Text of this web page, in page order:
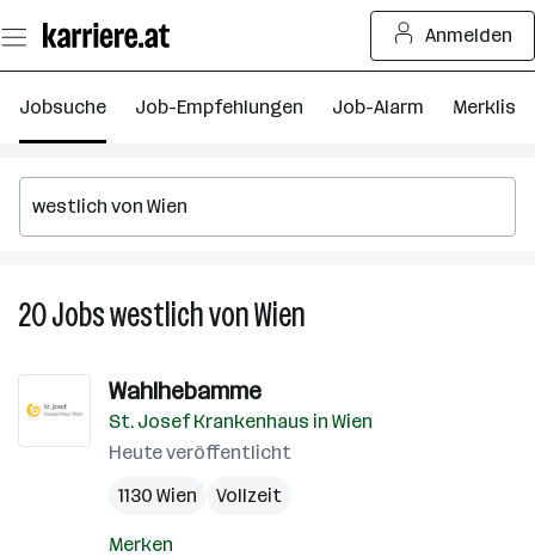
Seiteninhalt
springen
Anmelden
Jobsuche Job-Empfehlungen Job-Alarm Merkliste
20Jobswestlich von Wien
von
Wahlhebamme
St. Josef Krankenhaus in Wien
Heute veröffentlicht
1130 Wien
Vollzeit
Merken